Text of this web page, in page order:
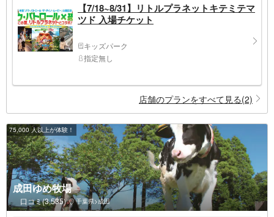
【7/18~8/31】リトルプラネットキテミテマ
ツド 入場チケット
キッズパーク
指定無し
店舗のプランをすべて見る(2)
75,000 人以上が体験！
成田ゆめ牧場
口コミ(3,535) 千葉県>成田